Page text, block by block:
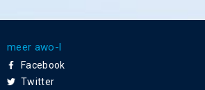
meer awo-l
Facebook
Twitter